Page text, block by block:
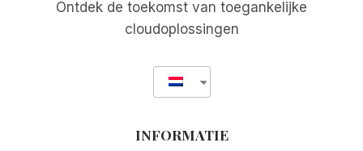
BLINDE
KOK
Ontdek de toekomst van toegankelijke
cloudoplossingen
INFORMATIE